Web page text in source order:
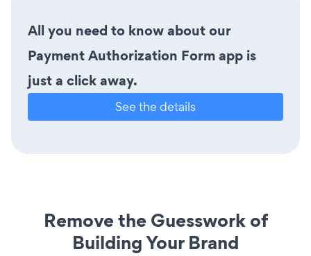
All you need to know about our
Payment Authorization Form app is
just a click away.
See the details
Remove the Guesswork of
Building Your Brand